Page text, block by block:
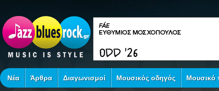
Νέα Άρθρα Διαγωνισμοί Μουσικός οδηγός Μουσικό